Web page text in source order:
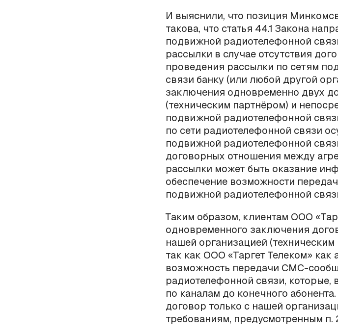
И выяснили, что позиция
такова, что статья 44.1 Закона
подвижной радиотелефонной
рассылки в случае отсутствия
проведения рассылки по сетям
связи банку (или любой другой
заключения одновременно двух
(техническим партнёром) и
подвижной радиотелефонной
по сети радиотелефонной связи
подвижной радиотелефонной
договорных отношения между
рассылки может быть оказание
обеспечение возможности
подвижной радиотелефонной
Таким образом, клиентам ООО
одновременного заключения
нашей организацией
так как ООО «Таргет Телеком» как
возможность передачи СМС-
радиотелефонной связи,
по каналам до конечного
договор только с нашей
требованиям, предусмотренным п.